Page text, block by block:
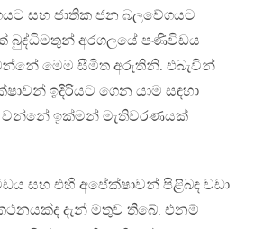
සහ ජාතික ජන බලවේගයට
අරගලයේ පණිවිඩය
මෙම සීමිත අරුතිනි. එබැවින්
ඉදිරියට ගෙන යාම සඳහා
වන්නේ ඉක්මන් මැතිවරණයක්
සහ එහි අපේක්ෂාවන් පිළිබඳ වඩා
දැන් මතුව තිබේ. එනම්